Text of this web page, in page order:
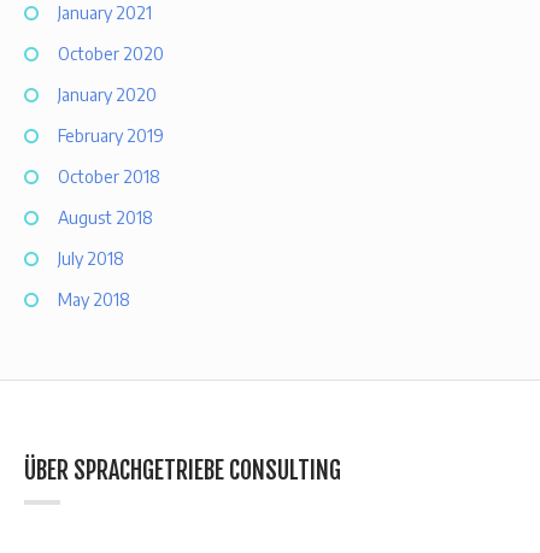
January 2021
October 2020
January 2020
February 2019
October 2018
August 2018
July 2018
May 2018
ÜBER SPRACHGETRIEBE CONSULTING